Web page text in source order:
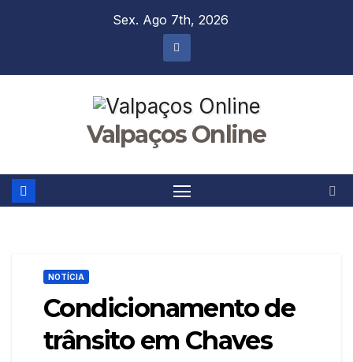
Sex. Ago 7th, 2026
Valpaços Online
NOTÍCIA
Condicionamento de
trânsito em Chaves